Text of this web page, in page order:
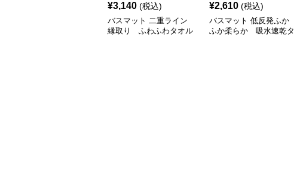
¥3,140 (税込)
バスマット 二重ライン
縁取り ふわふわタオル
¥2,610 (税込)
バスマット 低反発ふか
ふか柔らか 吸水速乾タ